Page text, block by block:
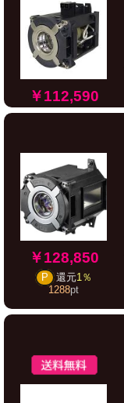
￥112,590
￥128,850
P 還元1％
1288pt